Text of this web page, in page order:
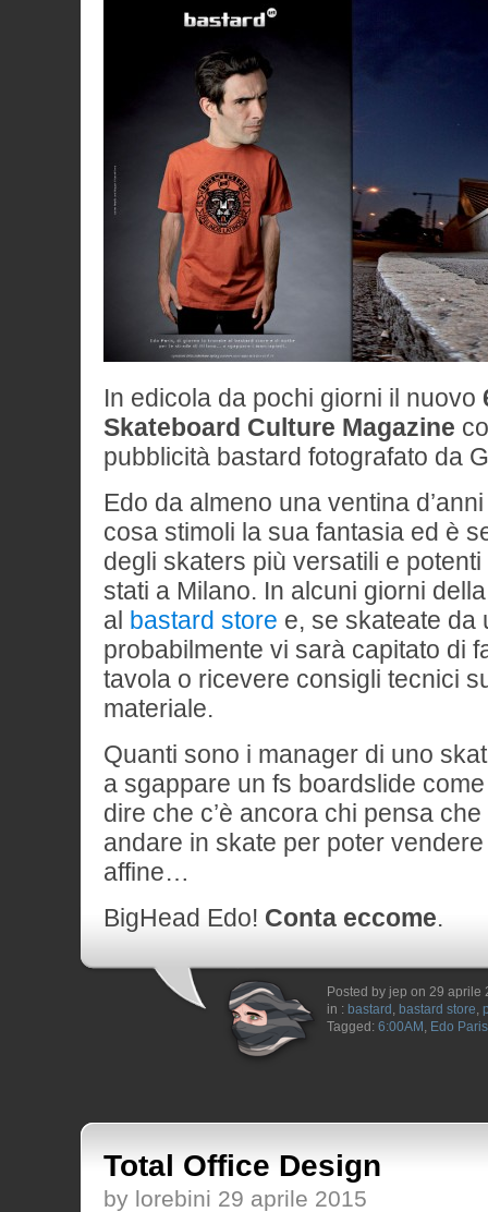
In edicola da pochi giorni il nuovo
Skateboard Culture Magazine
pubblicità bastard fotografato da
Edo da almeno una ventina
cosa stimoli la sua fantasia ed è
degli skaters più versatili e
stati a Milano. In alcuni giorni
al bastard store e, se skateate da
probabilmente vi sarà capitato di
tavola o ricevere consigli tecnici
materiale.
Quanti sono i manager di uno
a sgappare un fs boardslide
dire che c’è ancora chi pensa
andare in skate per poter
affine…
BigHead Edo! Conta eccome.
Posted by jep on 29 aprile
in : bastard , bastard store,
Tagged: 6:00AM , Edo Paris
Total Office Design
by lorebini 29 aprile 2015